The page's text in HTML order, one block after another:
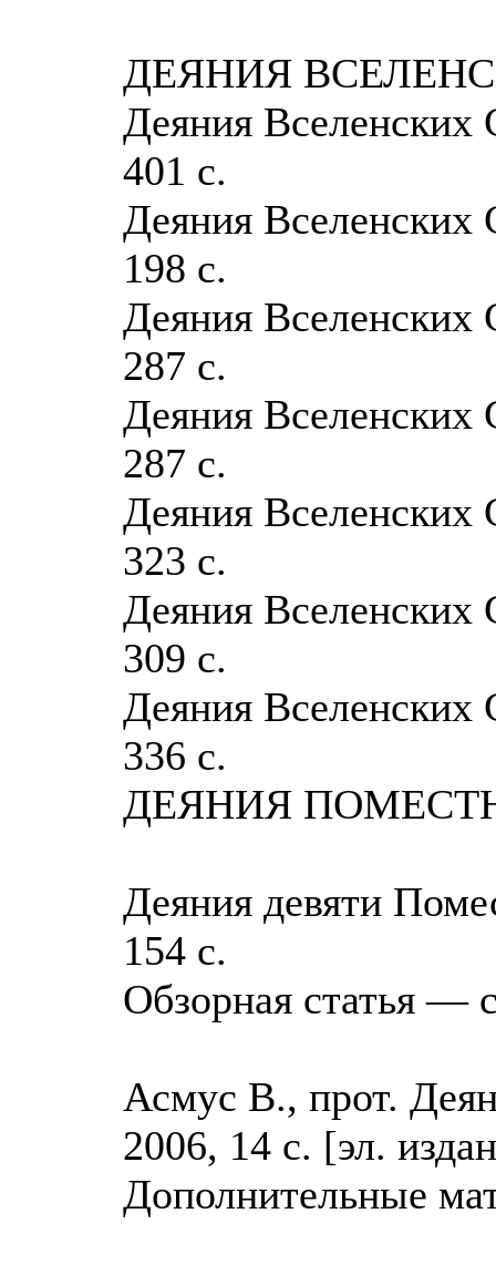
ДЕЯНИЯ
Деяния Вселенских
401 с.
Деяния Вселенских
198 с.
Деяния
287 с.
Деяния Вселенских
287 с.
Деяния Вселенских
323 с.
Деяния Вселенских
309 с.
Деяния
336 с.
ДЕЯНИЯ
Деяния девяти
154 с.
Обзорная статья —
Асмус В., прот.
2006, 14 с. [эл.
Дополнительные